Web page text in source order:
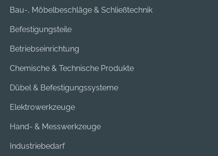
Bau-, Möbelbeschläge & Schließtechnik
Befestigungsteile
Betriebseinrichtung
Chemische & Technische Produkte
Dübel & Befestigungssysteme
Elektrowerkzeuge
Hand- & Messwerkzeuge
Industriebedarf